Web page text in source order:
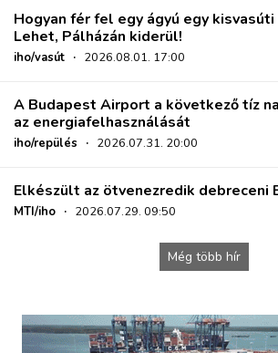
Hogyan fér fel egy ágyú egy
Lehet, Pálházán kiderül!
iho/vasút · 2026.08.01. 17:00
A Budapest Airport a következő tíz
az energiafelhasználását
iho/repülés · 2026.07.31. 20:00
Elkészült az ötvenezredik debreceni
MTI/iho · 2026.07.29. 09:50
Még több hír